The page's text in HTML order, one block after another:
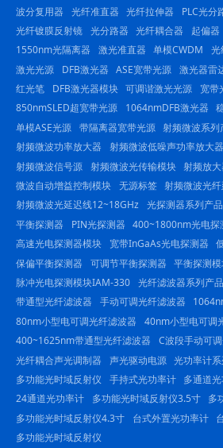
波分复用器
光纤准直器 光纤拉伸器 PLC光分
光纤镀膜反射镜 光分路器 光纤耦合器 起偏器
1550nm光隔离器
激光准直器 单模CWDM 光
激光光源
DFB激光器 ASE宽带光源 激光器雷
红光笔
DFB激光器模块 可调谐激光光源 宽带
850nmSLED超宽带光源
1064nmDFB激光器
单模ASE光源 带隔离器宽带光源 射频微波系列
射频微波功率放大器
射频微波低噪声功率放大器
射频微波信号源 射频微波光传输模块 射频放
微波自动增益控制模块 无源标签 射频微波光纤
射频微波光延迟线12~18GHz 光探测器系列产品
平衡探测器
PIN光探测器 400~1800nm光电探
高速光电探测器模块
宽带InGaAs光电探测器
保偏平衡探测器
可调节平衡探测器 平衡探测
脉冲光电探测模块IAM-330 光纤滤波器系列产品
带通型光纤滤波器
手动可调光纤滤波器
80nm小型电可调光纤滤波器
40nm小型电可调
400~1625nm带通型光纤滤波器
C波段手动可
光纤耦合声光调制器
声光驱动电源 光功率计
多功能光时域反射仪
手持式光功率计 多通道
24通道光功率计
多功能光时域反射仪3.5寸
多
多功能光时域反射仪4.3寸
台式外置光功率计
多功能光时域反射仪